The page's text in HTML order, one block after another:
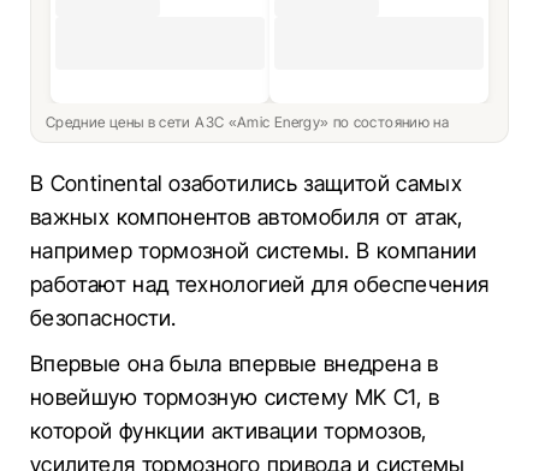
Средние цены в сети АЗС «Amic Energy» по состоянию на
В Continental озаботились защитой самых
важных компонентов автомобиля от атак,
например тормозной системы. В компании
работают над технологией для обеспечения
безопасности.
Впервые она была впервые внедрена в
новейшую тормозную систему MK C1, в
которой функции активации тормозов,
усилителя тормозного привода и системы